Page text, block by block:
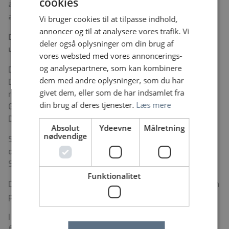
arbejdstilladelse kan først ansøges ved aftalt
ansættelse.
Det Grønlandske Sundhedsvæsen – Bredde,
udfordring og faglig stolthed
Det Grønlandske Sundhedsvæsen hører under
Departementet for Sundhed, og er organiseret i 5
regioner, 8 kliniske områder, Landstandplejen, Det
Grønlandske Patienthjem og sundhedsvæsenets
Driftsområde.
Søger du faglige udfordringer, er du nysgerrig og kan
du lide at arbejde bredt, så er et job i Det Grønlandske
Sundhedsvæsen noget for dig.
Du kan læse mere om Det Grønlandske Sundhedsvæsen
på
I Grønland er der rig mulighed for at leve et aktivt
Vi bruger cookies til at tilpasse indhold,
annoncer og til at analysere vores trafik. Vi
deler også oplysninger om din brug af
vores websted med vores annoncerings-
og analysepartnere, som kan kombinere
dem med andre oplysninger, som du har
givet dem, eller som de har indsamlet fra
din brug af deres tjenester. Læs mere
Absolut
nødvendige
Ydeevne Målretning
Funktionalitet